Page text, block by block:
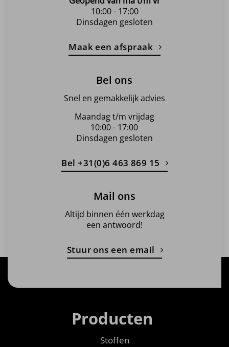
10:00 - 17:00
Dinsdagen gesloten
Maak een afspraak
Bel ons
Snel en gemakkelijk advies
Maandag t/m vrijdag
10:00 - 17:00
Dinsdagen gesloten
Bel +31(0)6 463 869 15
Mail ons
Altijd binnen één werkdag
een antwoord!
Stuur ons een email
Producten
Stoffen